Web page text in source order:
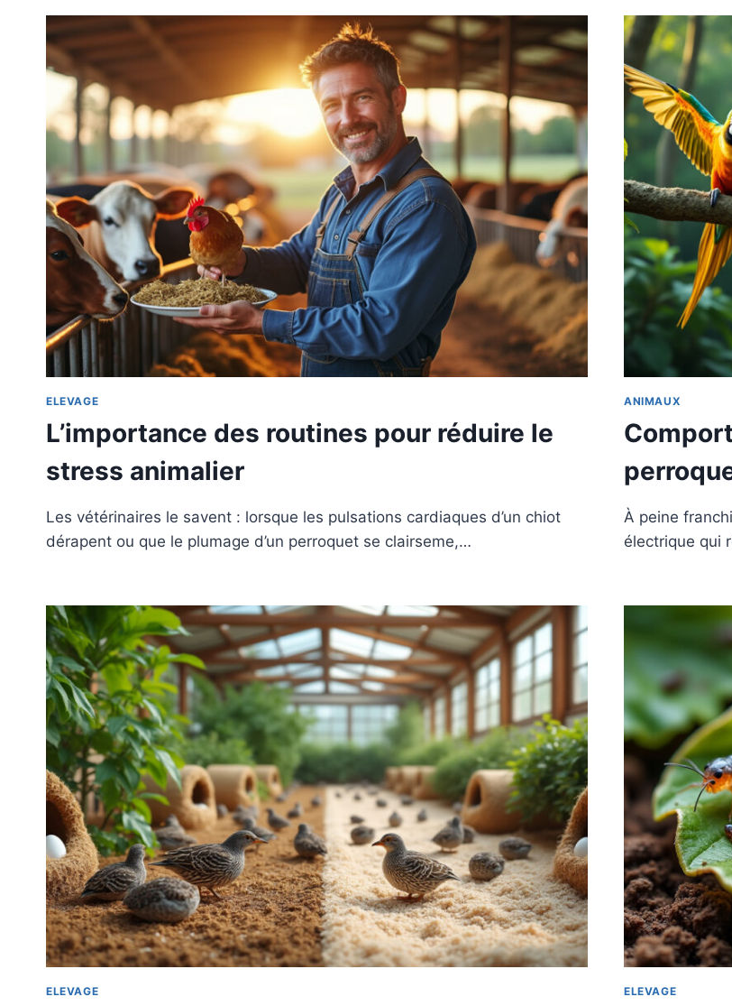
ELEVAGE
L’importance des routines pour réduire le
stress animalier
Les vétérinaires le savent : lorsque les pulsations cardiaques d’un chiot
dérapent ou que le plumage d’un perroquet se clairseme,…
ANIMAUX
À peine
électrique qui
ELEVAGE ELEVAGE